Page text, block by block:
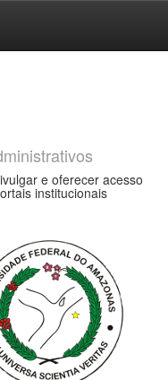
e oferecer acesso
institucionais